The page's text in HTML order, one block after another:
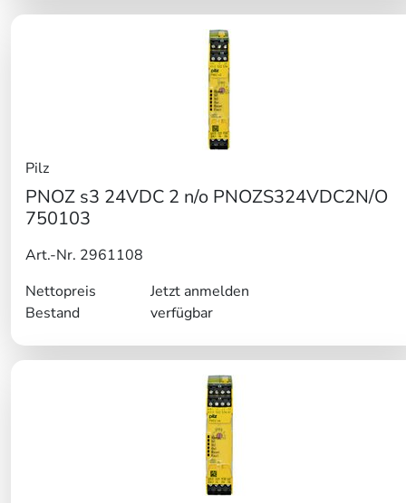
Pilz
PNOZ s3 24VDC 2 n/o PNOZS324VDC2N/O
750103
Art.-Nr. 2961108
Nettopreis
Jetzt anmelden
Bestand
verfügbar